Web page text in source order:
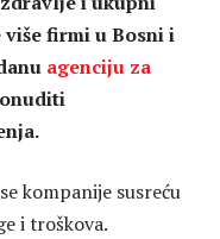
firmi u Bosni i
agenciju za
kompanije susreću
i troškova.